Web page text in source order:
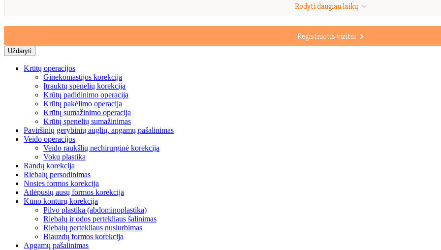
Rodyti daugiau laikų
Registruotis vizitui
Krūtų operacijos
Ginekomastijos korekcija
Įtrauktų spenelių korekcija
Krūtų padidinimo operacija
Krūtų pakėlimo operacija
Krūtų sumažinimo operacija
Krūtų spenelių sumažinimas
Paviršinių gerybinių auglių, apgamų pašalinimas
Veido operacijos
Veido raukšlių nechirurginė korekcija
Vokų plastika
Randų korekcija
Riebalų persodinimas
Nosies formos korekcija
Atlėpusių ausų formos korekcija
Kūno kontūrų korekcija
Pilvo plastika (abdominoplastika)
Riebalų ir odos pertekliaus šalinimas
Riebalų pertekliaus nusiurbimas
Blauzdų formos korekcija
Apgamų pašalinimas